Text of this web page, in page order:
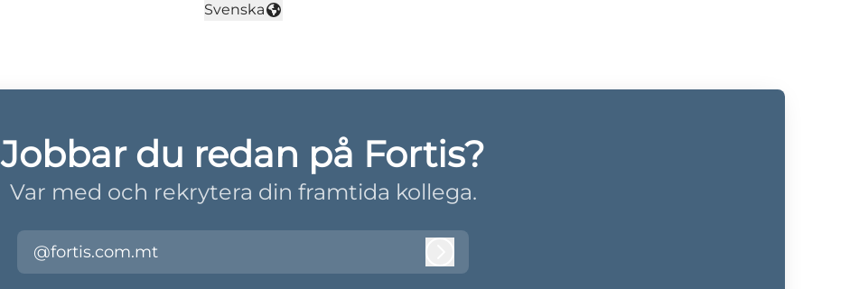
Byt språk
Svenska
Jobbar du redan på Fortis?
Var med och rekrytera din framtida kollega.
@fortis.com.mt